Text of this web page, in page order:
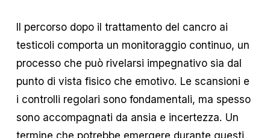
Il percorso dopo il trattamento del cancro ai
testicoli comporta un monitoraggio continuo, un
processo che può rivelarsi impegnativo sia dal
punto di vista fisico che emotivo. Le scansioni e
i controlli regolari sono fondamentali, ma spesso
sono accompagnati da ansia e incertezza. Un
termine che potrebbe emergere durante questi